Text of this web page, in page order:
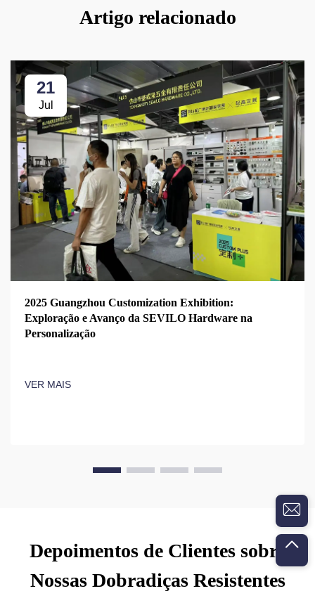
Artigo relacionado
21
Jul
2025 Guangzhou Customization Exhibition:
Exploração e Avanço da SEVILO Hardware na
Personalização
VER MAIS
Depoimentos de Clientes sobre
Nossas Dobradiças Resistentes